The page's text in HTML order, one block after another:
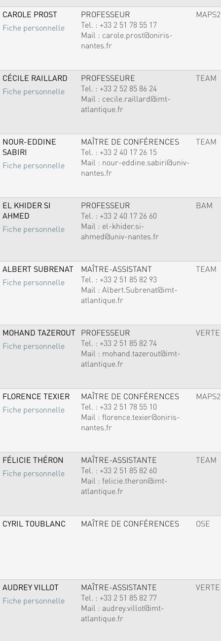
CAROLE PROST
Fiche personnelle
PROFESSEUR
Tel. : +33 2 51 78 55 17
Mail : carole.prost@oniris-
nantes.fr
MAPS2
CÉCILE RAILLARD
Fiche personnelle
PROFESSEURE
Tel. : +33 2 52 85 86 24
Mail : cecile.raillard@imt-
atlantique.fr
TEAM
NOUR-EDDINE
SABIRI
Fiche personnelle
MAÎTRE DE CONFÉRENCES
Tel. : +33 2 40 17 26 15
Mail : nour-eddine.sabiri@univ-
nantes.fr
TEAM
EL KHIDER SI
AHMED
Fiche personnelle
PROFESSEUR
Tel. : +33 2 40 17 26 60
Mail : el-khider.si-
ahmed@univ-nantes.fr
BAM
ALBERT SUBRENAT
Fiche personnelle
MAÎTRE-ASSISTANT
Tel. : +33 2 51 85 82 93
Mail : Albert.Subrenat@imt-
atlantique.fr
TEAM
MOHAND TAZEROUT
Fiche personnelle
PROFESSEUR
Tel. : +33 2 51 85 82 74
Mail : mohand.tazerout@imt-
atlantique.fr
VERTE
FLORENCE TEXIER
Fiche personnelle
MAÎTRE DE CONFÉRENCES
Tel. : +33 2 51 78 55 10
Mail : florence.texier@oniris-
nantes.fr
MAPS2
FÉLICIE THÉRON
Fiche personnelle
MAÎTRE-ASSISTANTE
Tel. : +33 2 51 85 82 60
Mail : felicie.theron@imt-
atlantique.fr
TEAM
CYRIL TOUBLANC MAÎTRE DE CONFÉRENCES OSE
AUDREY VILLOT
Fiche personnelle
MAÎTRE-ASSISTANTE
Tel. : +33 2 51 85 82 77
Mail : audrey.villot@imt-
atlantique.fr
VERTE